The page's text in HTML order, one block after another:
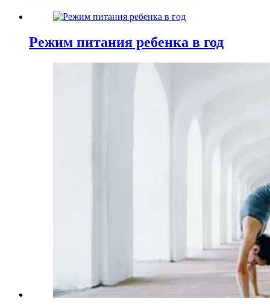
Режим питания ребенка в год